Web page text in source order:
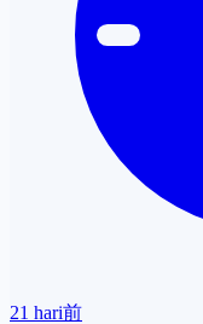
21 hari前